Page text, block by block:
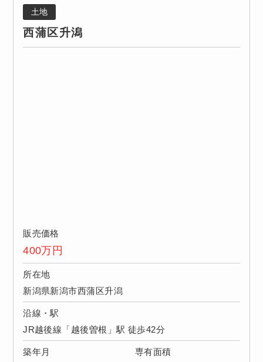
土地
西蒲区升潟
販売価格
400万円
所在地
新潟県新潟市西蒲区升潟
沿線・駅
JR越後線「越後曽根」駅 徒歩42分
築年月
専有面積